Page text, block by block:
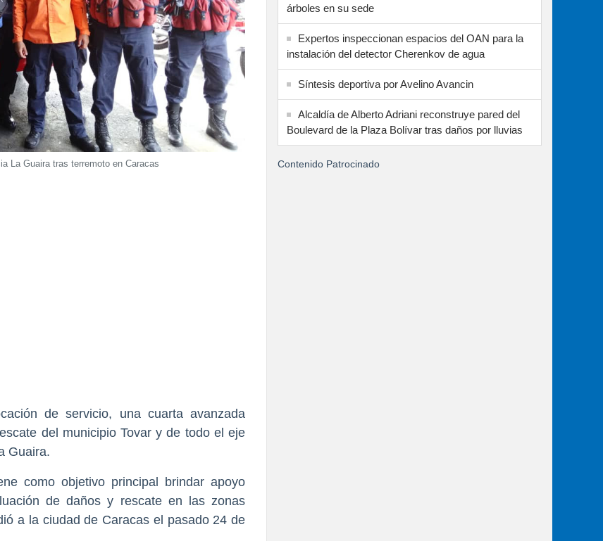
La Guaira tras terremoto en Caracas
de servicio, una cuarta avanzada
del municipio Tovar y de todo el eje
Guaira.
como objetivo principal brindar apoyo
de daños y rescate en las zonas
a la ciudad de Caracas el pasado 24 de
árboles en su sede
Expertos inspeccionan espacios del OAN para la
instalación del detector Cherenkov de agua
Síntesis deportiva por Avelino Avancin
Alcaldía de Alberto Adriani reconstruye pared del
Boulevard de la Plaza Bolívar tras daños por lluvias
Contenido Patrocinado